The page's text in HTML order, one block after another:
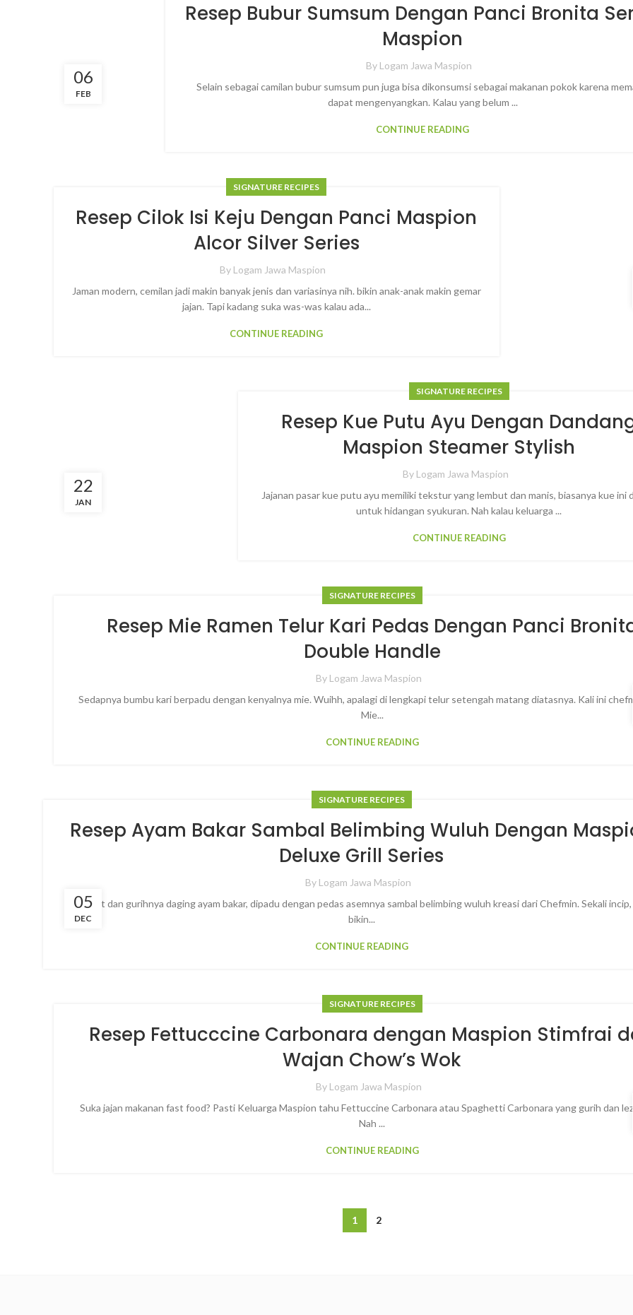
06
FEB
Resep Bubur Sumsum Dengan Panci Bronita
Maspion
By Logam Jawa Maspion
Selain sebagai camilan bubur sumsum pun juga bisa dikonsumsi sebagai makanan pokok karena
dapat mengenyangkan. Kalau yang belum ...
CONTINUE READING
SIGNATURE RECIPES
Resep Cilok Isi Keju Dengan Panci Maspion
Alcor Silver Series
By Logam Jawa Maspion
Jaman modern, cemilan jadi makin banyak jenis dan variasinya nih. bikin anak-anak makin gemar
jajan. Tapi kadang suka was-was kalau ada...
CONTINUE READING
22
JAN
SIGNATURE RECIPES
Resep Kue Putu Ayu Dengan
Maspion Steamer Stylish
By Logam Jawa Maspion
Jajanan pasar kue putu ayu memiliki tekstur yang lembut dan manis, biasanya kue ini
untuk hidangan syukuran. Nah kalau keluarga ...
CONTINUE READING
SIGNATURE RECIPES
Resep Mie Ramen Telur Kari Pedas Dengan Panci
Double Handle
By Logam Jawa Maspion
Sedapnya bumbu kari berpadu dengan kenyalnya mie. Wuihh, apalagi di lengkapi telur setengah matang diatasnya. Kali ini
Mie...
CONTINUE READING
05
DEC
SIGNATURE RECIPES
Resep Ayam Bakar Sambal Belimbing Wuluh Dengan
Deluxe Grill Series
By Logam Jawa Maspion
Lembut dan gurihnya daging ayam bakar, dipadu dengan pedas asemnya sambal belimbing wuluh kreasi dari Chefmin. Sekali incip,
bikin...
CONTINUE READING
SIGNATURE RECIPES
Resep Fettucccine Carbonara dengan Maspion Stimfrai
Wajan Chow’s Wok
By Logam Jawa Maspion
Suka jajan makanan fast food? Pasti Keluarga Maspion tahu Fettuccine Carbonara atau Spaghetti Carbonara yang gurih dan
Nah ...
CONTINUE READING
1 2